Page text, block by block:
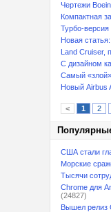
Чертежи
Компактная
Турбо-версия
Новая
Land Cruiser,
С дизайном
Самый «злой»
Новый Airbus
< 1 2
США стали
Морские
Тысячи
Chrome для
(24827)
Вышел релиз